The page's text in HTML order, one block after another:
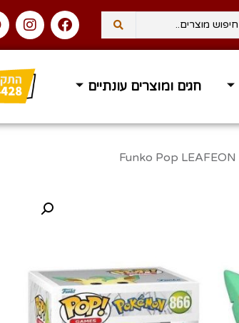
זמן אספקה 1-3 ימי עסקים
חגים ומוצרים עונתיים